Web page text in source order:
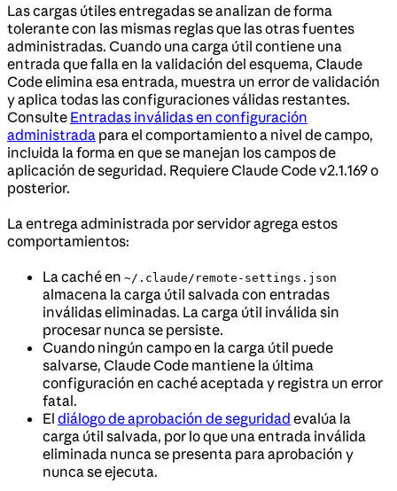
Las cargas útiles entregadas se analizan de forma
tolerante con las mismas reglas que las otras fuentes
administradas. Cuando una carga útil contiene una
entrada que falla en la validación del esquema, Claude
Code elimina esa entrada, muestra un error de validación
y aplica todas las configuraciones válidas restantes.
Consulte Entradas inválidas en configuración
administrada para el comportamiento a nivel de campo,
incluida la forma en que se manejan los campos de
aplicación de seguridad. Requiere Claude Code v2.1.169 o
posterior.
La entrega administrada por servidor agrega estos
comportamientos:
La caché en ~/.claude/remote-settings.json
almacena la carga útil salvada con entradas
inválidas eliminadas. La carga útil inválida sin
procesar nunca se persiste.
Cuando ningún campo en la carga útil puede
salvarse, Claude Code mantiene la última
configuración en caché aceptada y registra un error
fatal.
El diálogo de aprobación de seguridad evalúa la
carga útil salvada, por lo que una entrada inválida
eliminada nunca se presenta para aprobación y
nunca se ejecuta.